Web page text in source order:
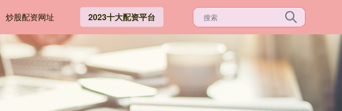
炒股配资网址 2023十大配资平台